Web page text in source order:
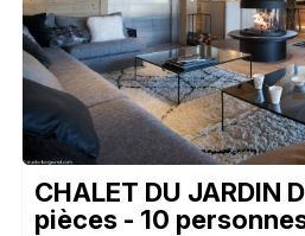
CHALET DU JARDIN
pièces - 10